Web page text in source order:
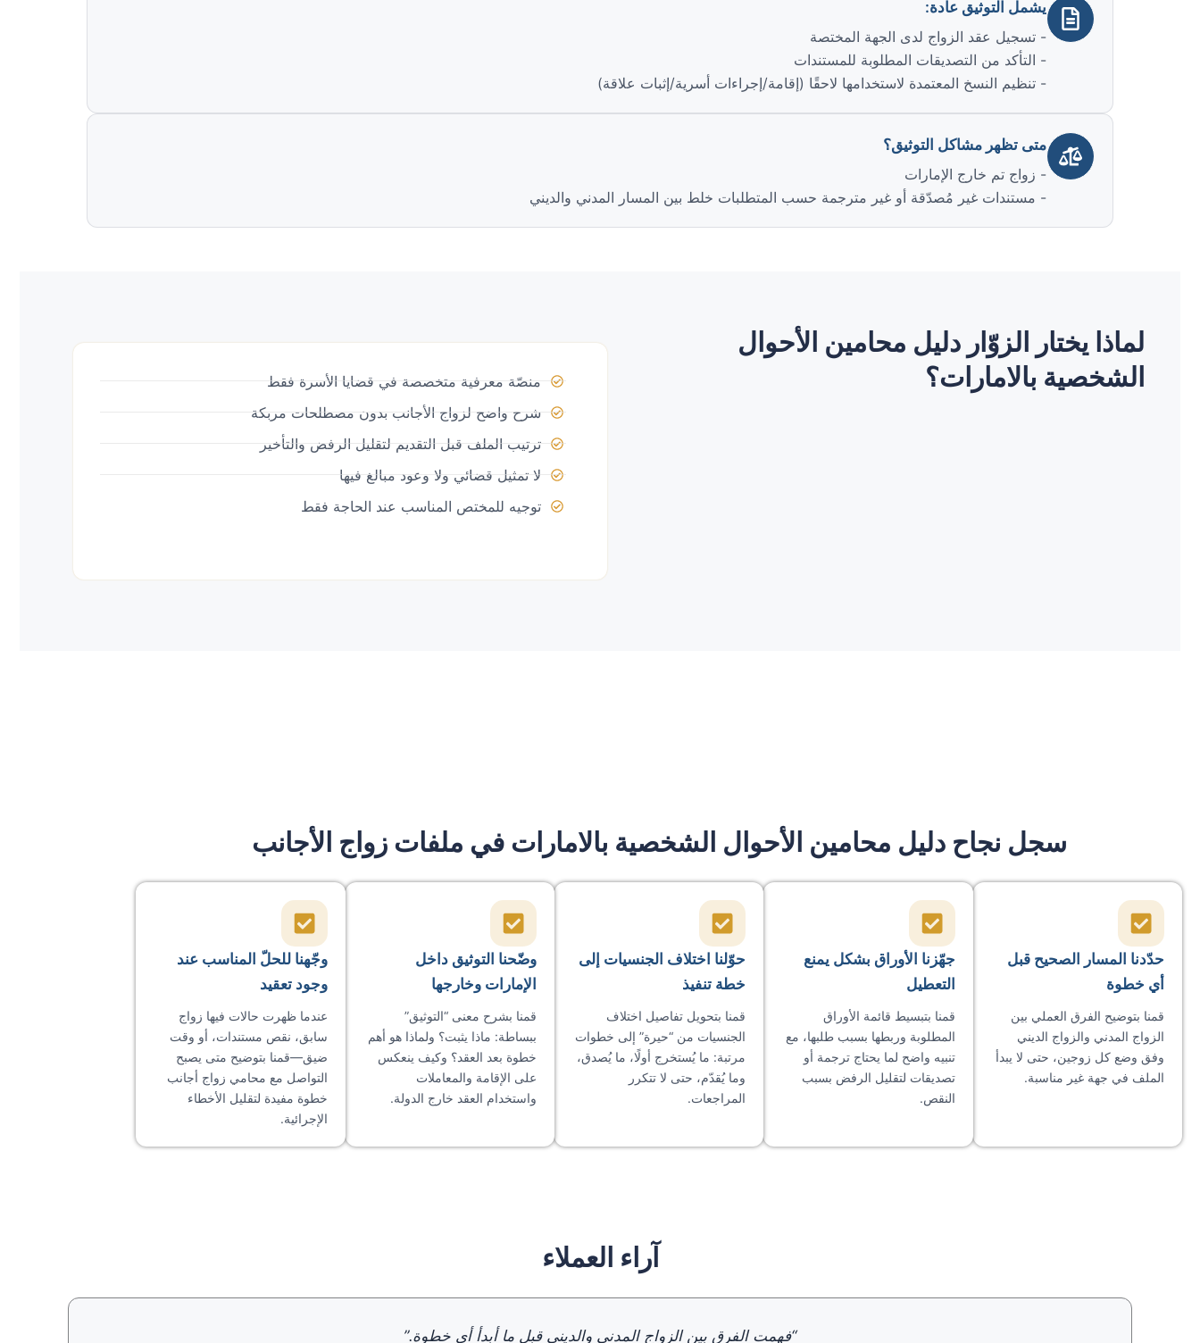
يشمل التوثيق عادة:
- تسجيل عقد الزواج لدى الجهة المختصة
- التأكد من التصديقات المطلوبة للمستندات
- تنظيم النسخ المعتمدة لاستخدامها لاحقًا (إقامة/إجراءات أسرية/إثبات علاقة)
متى تظهر مشاكل التوثيق؟
- زواج تم خارج الإمارات
- مستندات غير مُصدّقة أو غير مترجمة حسب المتطلبات خلط بين المسار المدني والديني
لماذا يختار الزوّار دليل محامين الأحوال
الشخصية بالامارات؟
منصّة معرفية متخصصة في قضايا الأسرة فقط
شرح واضح لزواج الأجانب بدون مصطلحات مربكة
ترتيب الملف قبل التقديم لتقليل الرفض والتأخير
لا تمثيل قضائي ولا وعود مبالغ فيها
توجيه للمختص المناسب عند الحاجة فقط
سجل نجاح دليل محامين الأحوال الشخصية بالامارات في ملفات زواج الأجانب
حدّدنا المسار الصحيح قبل
أي خطوة
قمنا بتوضيح الفرق العملي بين
الزواج المدني والزواج الديني
وفق وضع كل زوجين، حتى لا يبدأ
الملف في جهة غير مناسبة.
جهّزنا الأوراق بشكل يمنع
التعطيل
قمنا بتبسيط قائمة الأوراق
المطلوبة وربطها بسبب طلبها، مع
تنبيه واضح لما يحتاج ترجمة أو
تصديقات لتقليل الرفض بسبب
النقص.
حوّلنا اختلاف الجنسيات إلى
خطة تنفيذ
قمنا بتحويل تفاصيل اختلاف
الجنسيات من “حيرة” إلى خطوات
مرتبة: ما يُستخرج أولًا، ما يُصدق،
وما يُقدّم، حتى لا تتكرر
المراجعات.
وضّحنا التوثيق داخل
الإمارات وخارجها
قمنا بشرح معنى “التوثيق”
ببساطة: ماذا يثبت؟ ولماذا هو أهم
خطوة بعد العقد؟ وكيف ينعكس
على الإقامة والمعاملات
واستخدام العقد خارج الدولة.
وجّهنا للحلّ المناسب عند
وجود تعقيد
عندما ظهرت حالات فيها زواج
سابق، نقص مستندات، أو وقت
ضيق—قمنا بتوضيح متى يصبح
التواصل مع محامي زواج أجانب
خطوة مفيدة لتقليل الأخطاء
الإجرائية.
آراء العملاء
“فهمت الفرق بين الزواج المدني والديني قبل ما أبدأ أي خطوة.”